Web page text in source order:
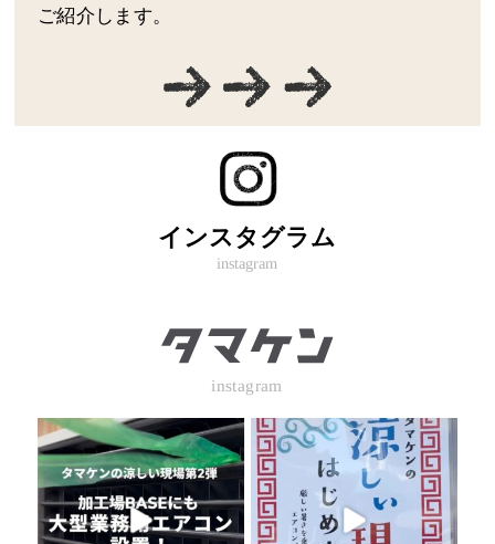
ご紹介します。
インスタグラム
instagram
instagram